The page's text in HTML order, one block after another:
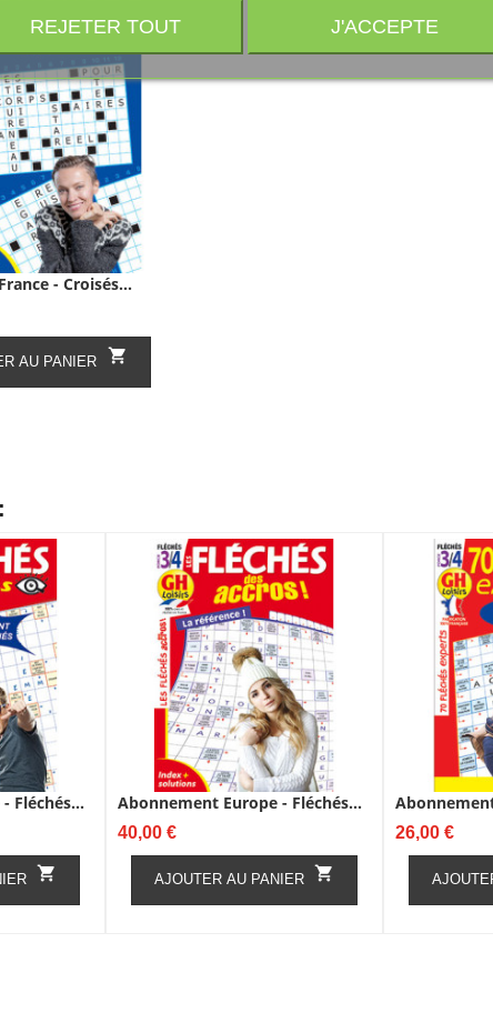
- Croisés...
AU PANIER 
Fléchés...

Abonnement Europe - Fléchés...
Prix
40,00 €
AJOUTER AU PANIER 
Prix
26,00 €
REJETER TOUT J'ACCEPTE